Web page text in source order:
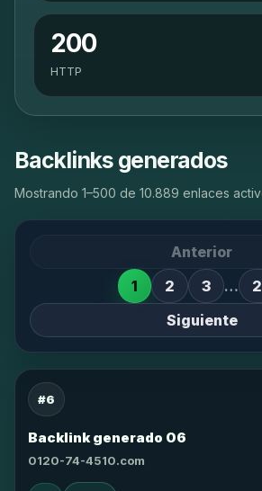
200
HTTP
Backlinks generados
Mostrando 1–500 de 10.889 enlaces
Anterior
1
2 3 …
Siguiente
#6
Backlink generado 06
0120-74-4510.com